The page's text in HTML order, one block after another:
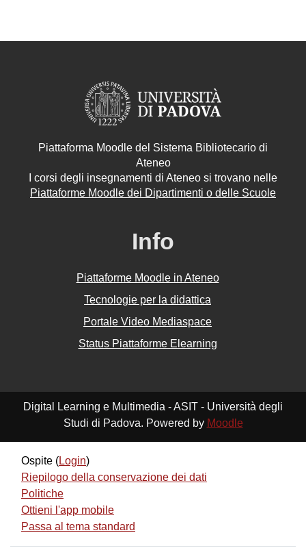
Piattaforma Moodle del Sistema Bibliotecario di
Ateneo
I corsi degli insegnamenti di Ateneo si trovano nelle
Piattaforme Moodle dei Dipartimenti o delle Scuole
Info
Piattaforme Moodle in Ateneo
Tecnologie per la didattica
Portale Video Mediaspace
Status Piattaforme Elearning
Digital Learning e Multimedia - ASIT - Università degli
Studi di Padova. Powered by Moodle
Ospite (Login)
Riepilogo della conservazione dei dati
Politiche
Ottieni l'app mobile
Passa al tema standard